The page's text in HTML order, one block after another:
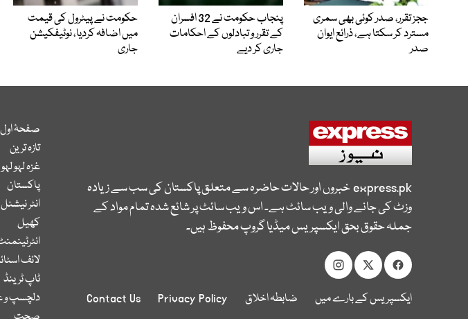
ججز تقرر، صدر کوئی بھی سمری
مسترد کر سکتا ہے، ذرائع ایوان
صدر
پنجاب حکومت نے 32 افسران
کے تقرر و تبادلوں کے احکامات
جاری کر دیے
حکومت نے پیٹرول کی قیمت
میں اضافہ کردیا، نوٹیفکیشن
جاری
express.pkخبروں اور حالات حاضرہ سے متعلق پاکستان کی سب سے زیادہ
وزٹ کی جانے والی ویب سائٹ ہے۔ اس ویب سائٹ پر شائع شدہ تمام مواد کے
جملہ حقوق بحق ایکسپریس میڈیا گروپ محفوظ ہیں۔
ایکسپریس کے بارے میں ضابطہ اخلاق Privacy Policy
Contact Us
صفحۂ اول
تازہ ترین
غزہ لہو لہو
پاکستان
انٹر نیشنل
کھیل
لائف
ٹاپ ٹرینڈ
دلچسپ